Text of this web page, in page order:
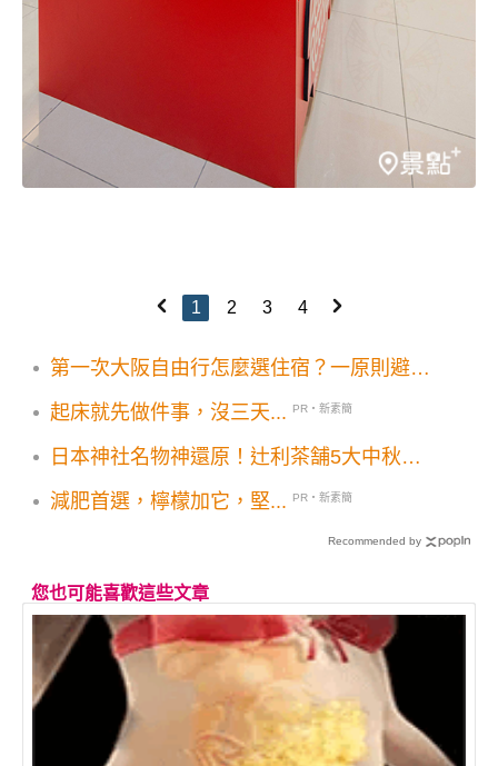
1 2 3 4
第一次大阪自由行怎麼選住宿？一原則避開
起床就先做件事，沒三天...
PR・新素簡
日本神社名物神還原！辻利茶舗5大中秋禮
減肥首選，檸檬加它，堅...
PR・新素簡
Recommended by
您也可能喜歡這些文章